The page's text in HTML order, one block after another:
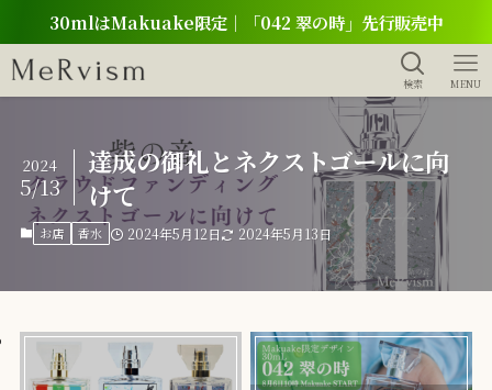
30mlはMakuake限定｜「042 翠の時」先行販売中
検索 MENU
達成の御礼とネクストゴールに向
けて
2024
5/13
お店 香水 2024年5月12日 2024年5月13日